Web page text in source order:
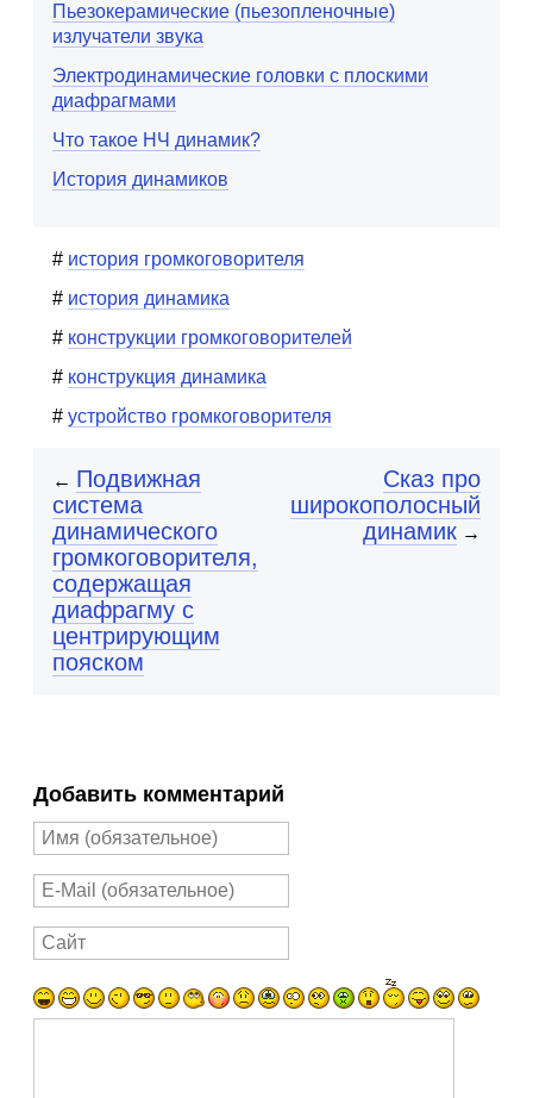
Пьезокерамические (пьезопленочные)
излучатели звука
Электродинамические головки с плоскими
диафрагмами
Что такое НЧ динамик?
История динамиков
история громкоговорителя
история динамика
конструкции громкоговорителей
конструкция динамика
устройство громкоговорителя
Сказ про
широкополосный
динамик →
← Подвижная
система
динамического
громкоговорителя,
содержащая
диафрагму с
центрирующим
пояском
Добавить комментарий